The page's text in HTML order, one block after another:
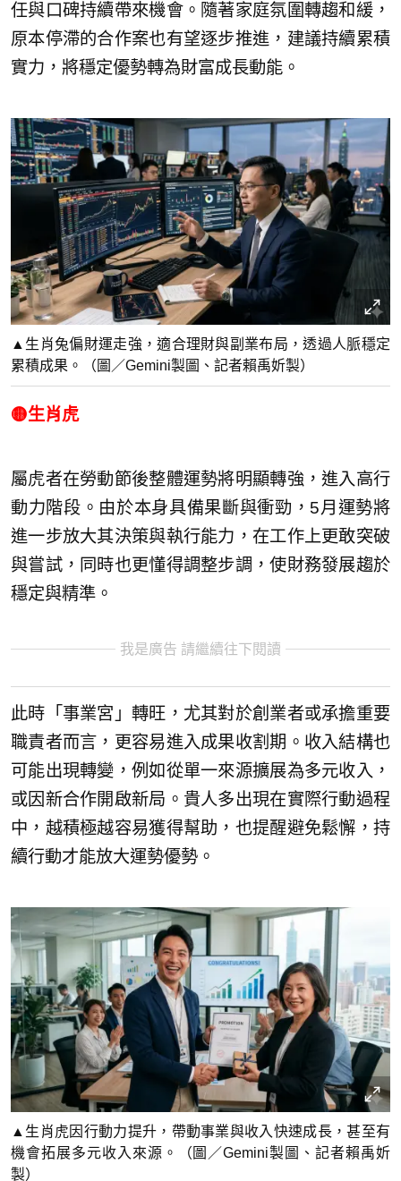
任與口碑持續帶來機會。隨著家庭氛圍轉趨和緩，
原本停滯的合作案也有望逐步推進，建議持續累積
實力，將穩定優勢轉為財富成長動能。
▲生肖兔偏財運走強，適合理財與副業布局，透過人脈穩定
累積成果。（圖／Gemini製圖、記者賴禹妡製）
🟡生肖虎
屬虎者在勞動節後整體運勢將明顯轉強，進入高行
動力階段。由於本身具備果斷與衝勁，5月運勢將
進一步放大其決策與執行能力，在工作上更敢突破
與嘗試，同時也更懂得調整步調，使財務發展趨於
穩定與精準。
我是廣告 請繼續往下閱讀
此時「事業宮」轉旺，尤其對於創業者或承擔重要
職責者而言，更容易進入成果收割期。收入結構也
可能出現轉變，例如從單一來源擴展為多元收入，
或因新合作開啟新局。貴人多出現在實際行動過程
中，越積極越容易獲得幫助，也提醒避免鬆懈，持
續行動才能放大運勢優勢。
▲生肖虎因行動力提升，帶動事業與收入快速成長，甚至有
機會拓展多元收入來源。（圖／Gemini製圖、記者賴禹妡
製）